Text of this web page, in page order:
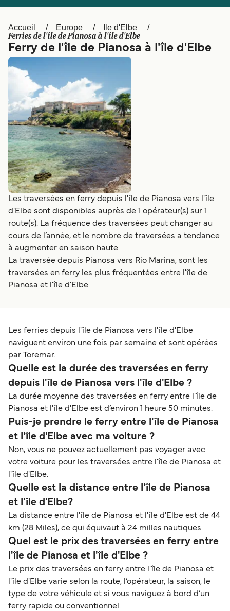
Deutschland Schweiz (DE)
Indonesia
Accueil Europe Ile d'Elbe
Ferries de l'île de Pianosa à l'île d'Elbe
Ferry de l'île de Pianosa à l'île d'Elbe
Les traversées en ferry depuis l'île de Pianosa vers l'île
d'Elbe sont disponibles auprès de 1 opérateur(s) sur 1
route(s). La fréquence des traversées peut changer au
cours de l’année, et le nombre de traversées a tendance
à augmenter en saison haute.
La traversée depuis Pianosa vers Rio Marina, sont les
traversées en ferry les plus fréquentées entre l'île de
Pianosa et l'île d'Elbe.
Les ferries depuis l'île de Pianosa vers l'île d'Elbe
naviguent environ une fois par semaine et sont opérées
par Toremar.
Quelle est la durée des traversées en ferry
depuis l'île de Pianosa vers l'île d'Elbe ?
La durée moyenne des traversées en ferry entre l'île de
Pianosa et l'île d'Elbe est d’environ 1 heure 50 minutes.
Puis-je prendre le ferry entre l'île de Pianosa
et l'île d'Elbe avec ma voiture ?
Non, vous ne pouvez actuellement pas voyager avec
votre voiture pour les traversées entre l'île de Pianosa et
l'île d'Elbe.
Quelle est la distance entre l'île de Pianosa
et l'île d'Elbe?
La distance entre l'île de Pianosa et l'île d'Elbe est de 44
km (28 Miles), ce qui équivaut à 24 milles nautiques.
Quel est le prix des traversées en ferry entre
l'île de Pianosa et l'île d'Elbe ?
Le prix des traversées en ferry entre l'île de Pianosa et
l'île d'Elbe varie selon la route, l’opérateur, la saison, le
type de votre véhicule et si vous naviguez à bord d’un
ferry rapide ou conventionnel.